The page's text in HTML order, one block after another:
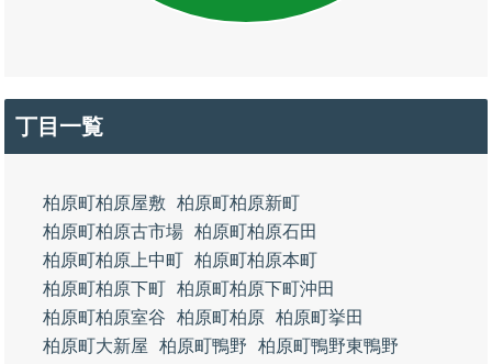
丁目一覧
柏原町柏原屋敷
柏原町柏原新町
柏原町柏原古市場 柏原町柏原石田
柏原町柏原上中町 柏原町柏原本町
柏原町柏原下町 柏原町柏原下町沖田
柏原町柏原室谷
柏原町柏原 柏原町挙田
柏原町大新屋
柏原町鴨野
柏原町鴨野東鴨野